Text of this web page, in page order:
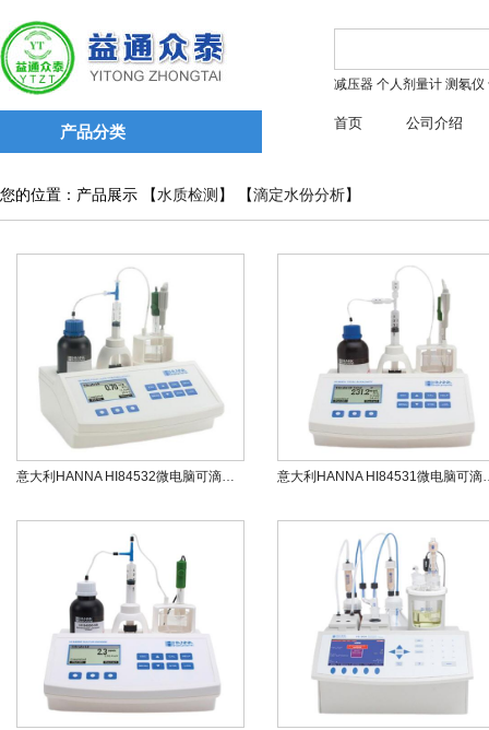
产品分类
减压器 个人剂量计 测氡仪
首页 公司介绍
您的位置：产品展示 【水质检测 】 【滴定水份分析】
意大利HANNA HI84532微电脑可滴定酸滴定•酸度测定仪 意大利HANNA